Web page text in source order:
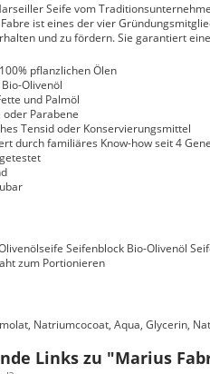
Seife vom
ist eines der vier
und zu fördern. Sie garantiert
pflanzlichen Ölen
Olivenöl
und Palmöl
Parabene
Tensid oder Konservierungsmittel
durch familiäres Know-how seit 4
Seifenblock Bio-Olivenöl
zum Portionieren
Natriumcocoat, Aqua, Glycerin,
Links zu "Marius